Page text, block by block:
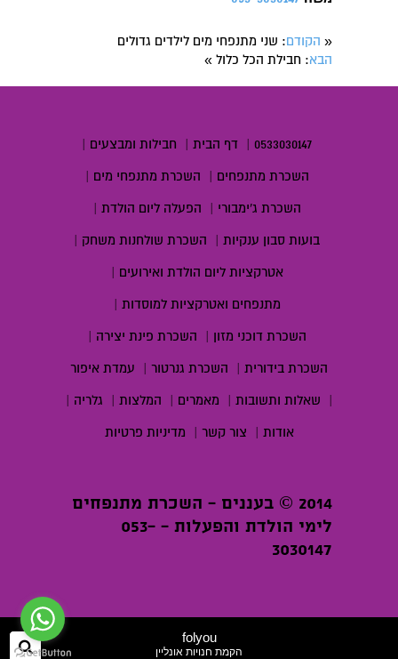
« הקודם: שני מתנפחי מים לילדים גדולים
הבא: חבילת הכל כלול »
0533030147
| דף הבית | חבילות ומבצעים |
השכרת מתנפחים | השכרת מתנפחי מים |
השכרת ג'ימבורי | הפעלה ליום הולדת |
בועות סבון ענקיות | השכרת שולחנות משחק |
אטרקציות ליום הולדת ואירועים |
מתנפחים ואטרקציות למוסדות |
השכרת דוכני מזון | השכרת פינת יצירה |
השכרת בידורית | השכרת גנרטור |
עמדת איפור
|
שאלות ותשובות | מאמרים | המלצות | גלריה |
אודות | צור קשר | מדיניות פרטיות
2014 © בעננים - השכרת מתנפחים
לימי הולדת והפעלות - 053-
3030147
folyou
הקמת חנויות אונליין